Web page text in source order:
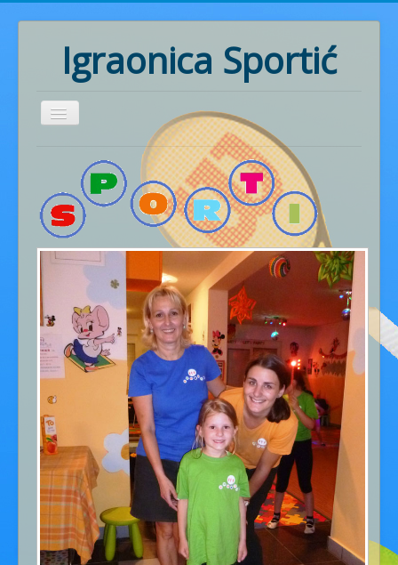
Igraonica Sportić
Rođendani
Pozivnice
Radionice
Ritmika
Naš rad
Fotogalerija
Cjenik usluga
Gdje smo - kontakt
Kućni red